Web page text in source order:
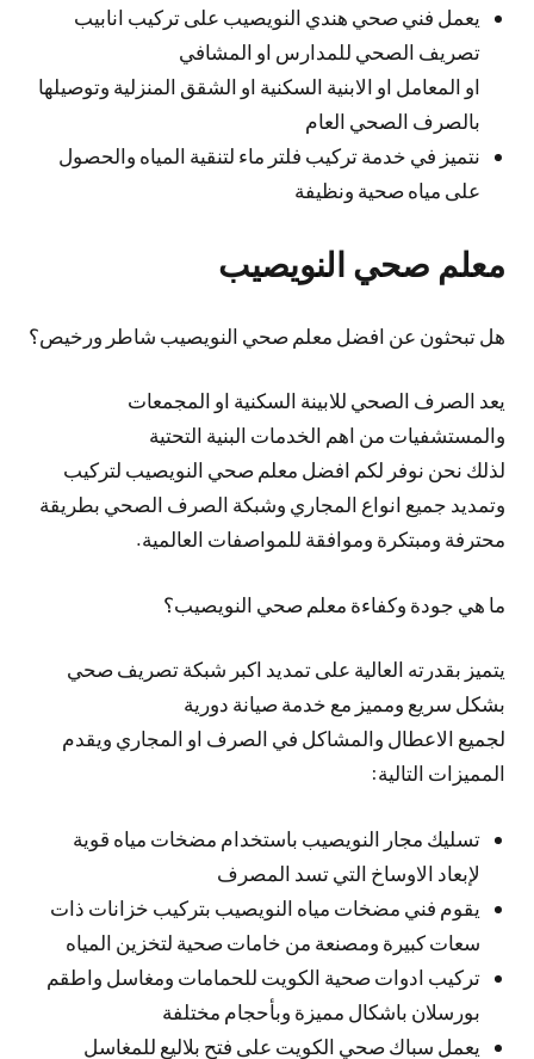
يعمل فني صحي هندي النويصيب على تركيب انابيب
تصريف الصحي للمدارس او المشافي
او المعامل او الابنية السكنية او الشقق المنزلية وتوصيلها
بالصرف الصحي العام
نتميز في خدمة تركيب فلتر ماء لتنقية المياه والحصول
على مياه صحية ونظيفة
معلم صحي النويصيب
هل تبحثون عن افضل معلم صحي النويصيب شاطر ورخيص؟
يعد الصرف الصحي للابينة السكنية او المجمعات
والمستشفيات من اهم الخدمات البنية التحتية
لذلك نحن نوفر لكم افضل معلم صحي النويصيب لتركيب
وتمديد جميع انواع المجاري وشبكة الصرف الصحي بطريقة
محترفة ومبتكرة وموافقة للمواصفات العالمية.
ما هي جودة وكفاءة معلم صحي النويصيب؟
يتميز بقدرته العالية على تمديد اكبر شبكة تصريف صحي
بشكل سريع ومميز مع خدمة صيانة دورية
لجميع الاعطال والمشاكل في الصرف او المجاري ويقدم
المميزات التالية:
تسليك مجار النويصيب باستخدام مضخات مياه قوية
لإبعاد الاوساخ التي تسد المصرف
يقوم فني مضخات مياه النويصيب بتركيب خزانات ذات
سعات كبيرة ومصنعة من خامات صحية لتخزين المياه
تركيب ادوات صحية الكويت للحمامات ومغاسل واطقم
بورسلان باشكال مميزة وبأحجام مختلفة
يعمل سباك صحي الكويت على فتح بلاليع للمغاسل